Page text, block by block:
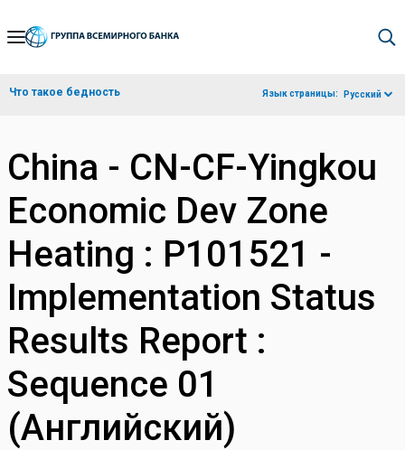
Skip
Navigation
Что такое бедность Язык страницы: Русский
China - CN-CF-Yingkou
Economic Dev Zone
Heating : P101521 -
Implementation Status
Results Report :
Sequence 01
(Английский)